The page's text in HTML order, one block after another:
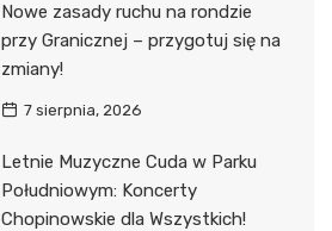
Nowe zasady ruchu na rondzie
przy Granicznej – przygotuj się na
zmiany!
7 sierpnia, 2026
Letnie Muzyczne Cuda w Parku
Południowym: Koncerty
Chopinowskie dla Wszystkich!